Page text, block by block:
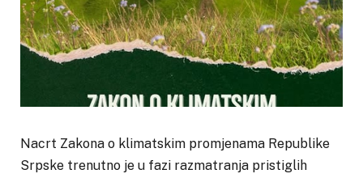
Nacrt Zakona o klimatskim promjenama Republike
Srpske trenutno je u fazi razmatranja pristiglih